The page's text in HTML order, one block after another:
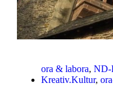
ora & labora, ND-
Kreativ.Kultur,